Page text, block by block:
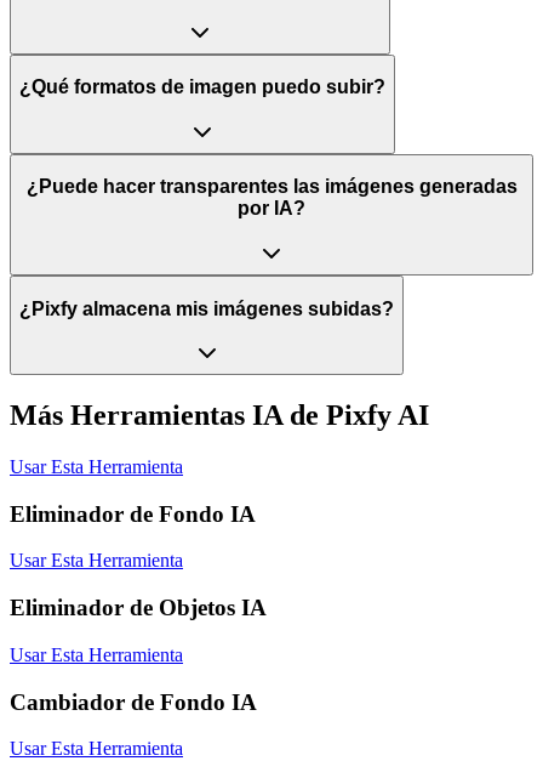
¿Qué formatos de imagen puedo subir?
¿Puede hacer transparentes las imágenes generadas
por IA?
¿Pixfy almacena mis imágenes subidas?
Más Herramientas IA de Pixfy AI
Usar Esta Herramienta
Eliminador de Fondo IA
Usar Esta Herramienta
Eliminador de Objetos IA
Usar Esta Herramienta
Cambiador de Fondo IA
Usar Esta Herramienta